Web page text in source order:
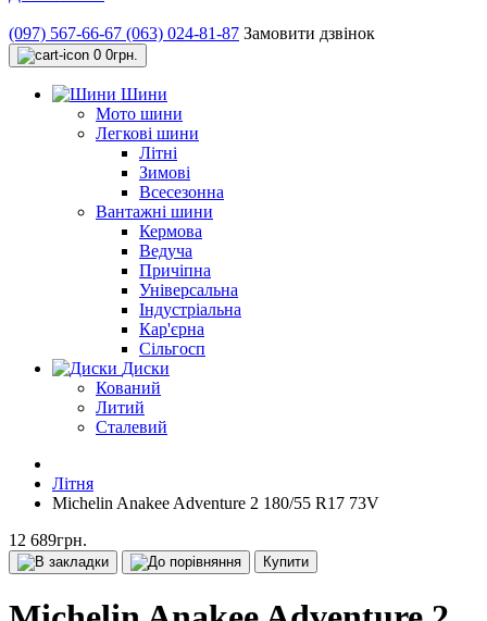
(097) 567-66-67 (063) 024-81-87 Замовити дзвінок
0 0грн.
Шини
Мото шини
Легкові шини
Літні
Зимові
Всесезонна
Вантажні шини
Кермова
Ведуча
Причіпна
Універсальна
Індустріальна
Кар'єрна
Сільгосп
Диски
Кований
Литий
Сталевий
Літня
Michelin Anakee Adventure 2 180/55 R17 73V
12 689грн.
Купити